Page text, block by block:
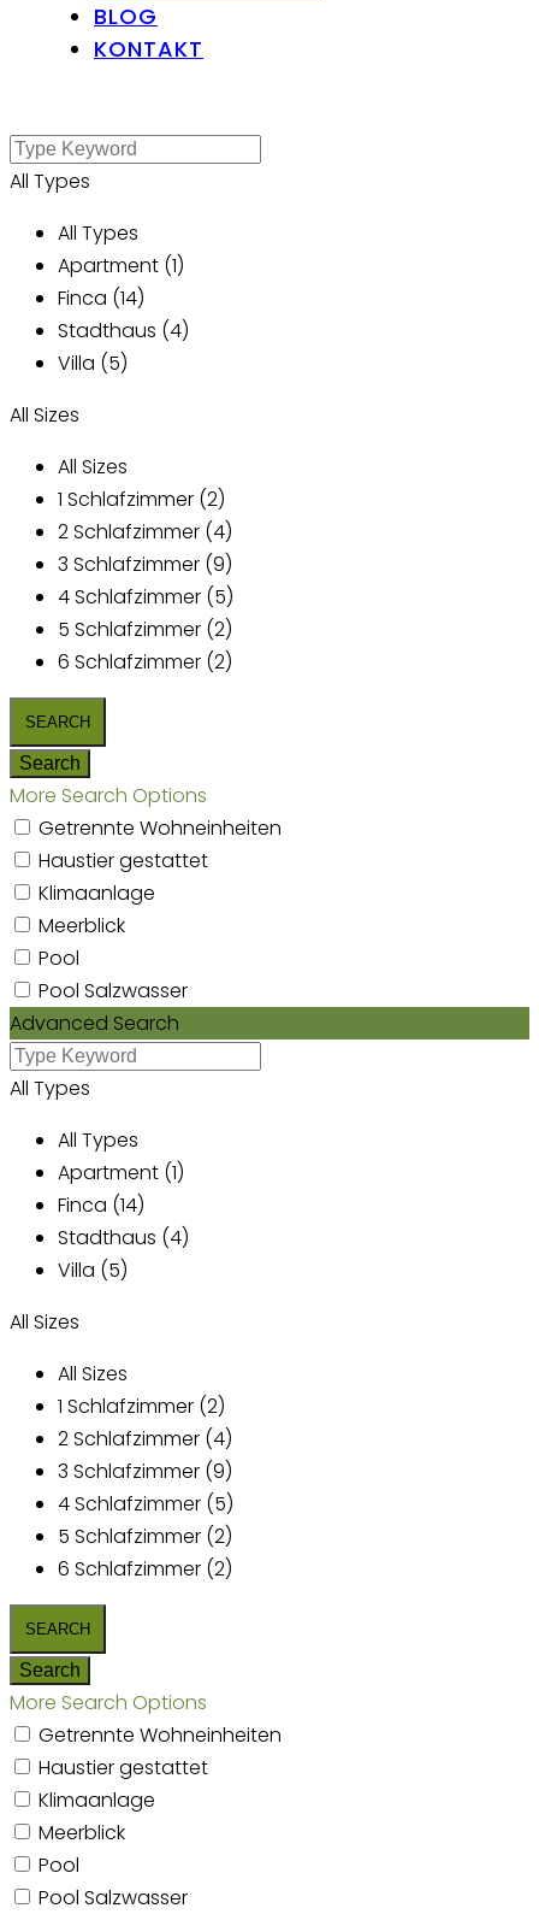
BLOG
KONTAKT
All Types
All Types
Apartment (1)
Finca (14)
Stadthaus (4)
Villa (5)
All Sizes
All Sizes
1 Schlafzimmer (2)
2 Schlafzimmer (4)
3 Schlafzimmer (9)
4 Schlafzimmer (5)
5 Schlafzimmer (2)
6 Schlafzimmer (2)
More Search Options
Getrennte Wohneinheiten
Haustier gestattet
Klimaanlage
Meerblick
Pool
Pool Salzwasser
Advanced Search
All Types
All Types
Apartment (1)
Finca (14)
Stadthaus (4)
Villa (5)
All Sizes
All Sizes
1 Schlafzimmer (2)
2 Schlafzimmer (4)
3 Schlafzimmer (9)
4 Schlafzimmer (5)
5 Schlafzimmer (2)
6 Schlafzimmer (2)
More Search Options
Getrennte Wohneinheiten
Haustier gestattet
Klimaanlage
Meerblick
Pool
Pool Salzwasser